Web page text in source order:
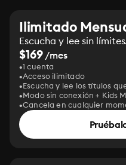
Ilimitado
Escucha y lee sin límites.
$169/mes
1 cuenta
Acceso ilimitado
Escucha y lee los títulos
Modo sin conexión + Kids
Cancela en cualquier